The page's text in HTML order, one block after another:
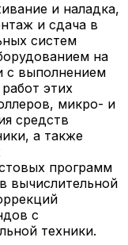
и наладка,
и сдача в
систем
на
с выполнением
этих
микро- и
средств
а также
программ
вычислительной
с
техники.